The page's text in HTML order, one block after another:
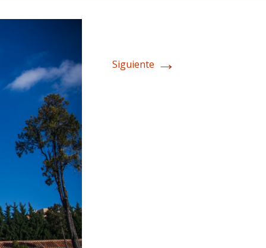
Siguiente →